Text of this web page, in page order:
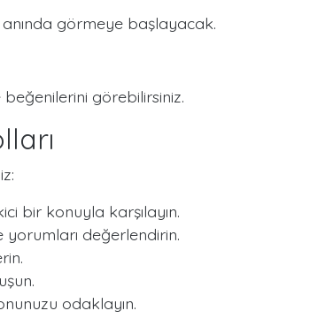
anında görmeye başlayacak.
beğenilerini görebilirsiniz.
bir konuyla karşılayın.
yorumları değerlendirin.
odaklayın.